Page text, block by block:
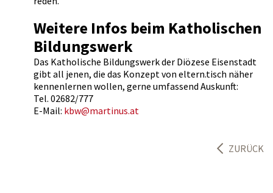
Weitere Infos beim Katholischen
Bildungswerk
Das Katholische Bildungswerk der Diözese Eisenstadt
gibt all jenen, die das Konzept von eltern.tisch näher
kennenlernen wollen, gerne umfassend Auskunft:
Tel. 02682/777
E-Mail: kbw@martinus.at
ZURÜCK